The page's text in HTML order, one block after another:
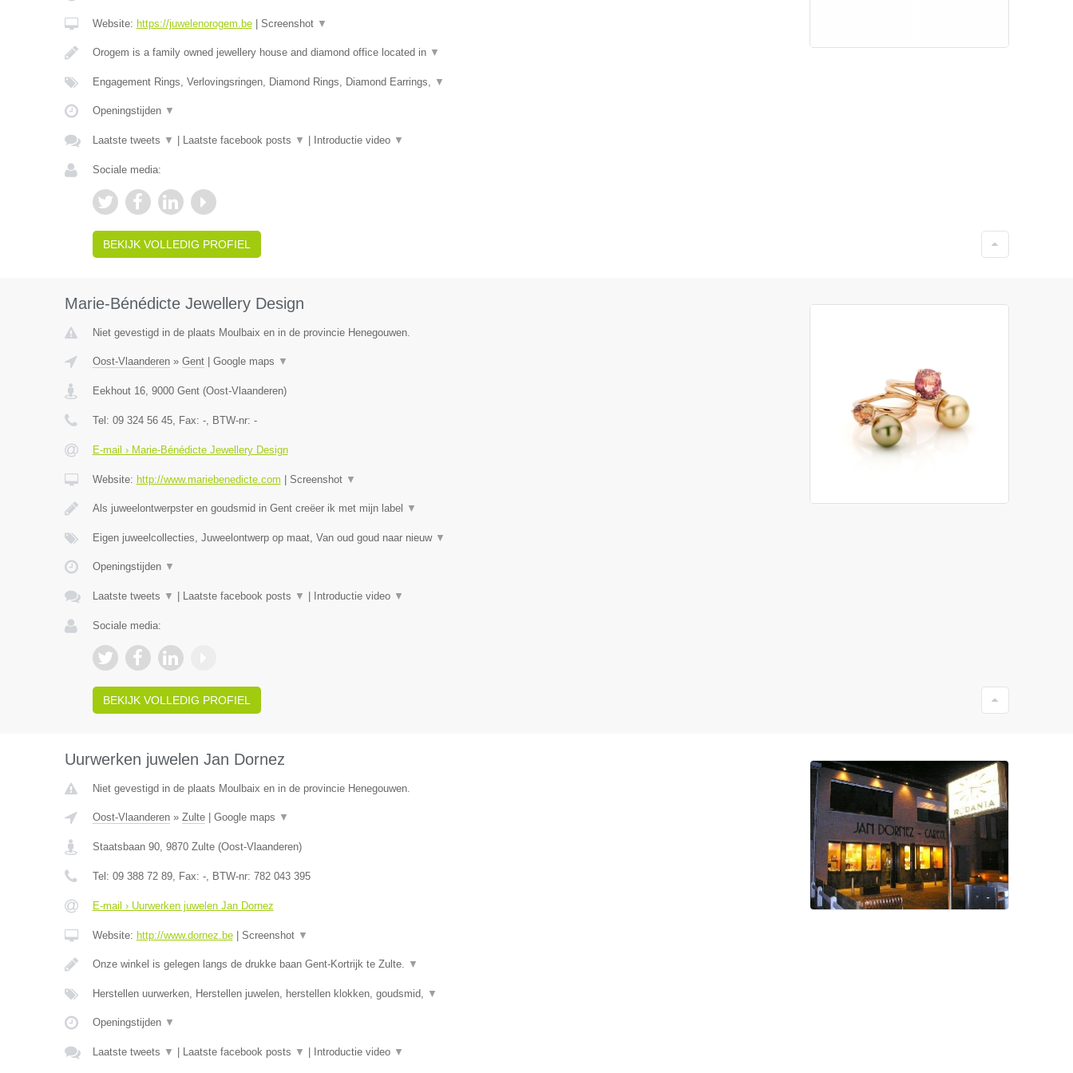
Website: https://juwelenorogem.be| Screenshot ▼
Orogem is a family owned jewellery house and diamond office located in ▼
Engagement Rings, Verlovingsringen, Diamond Rings, Diamond Earrings, ▼
Openingstijden ▼
Laatste tweets ▼ Laatste facebook posts ▼ Introductie video ▼
Sociale media:
BEKIJK VOLLEDIG PROFIEL
Marie-Bénédicte Jewellery Design
Niet gevestigd in de plaats Moulbaix en in de provincie Henegouwen.
Oost-Vlaanderen» Gent| Google maps ▼
Eekhout 16, 9000 Gent(Oost-Vlaanderen)
Tel: 09 324 56 45, Fax: -, BTW-nr: -
E-mail › Marie-Bénédicte Jewellery Design
Website: http://www.mariebenedicte.com Screenshot ▼
Als juweelontwerpster en goudsmid in Gent creëer ik met mijn label ▼
Eigen juweelcollecties, Juweelontwerp op maat, Van oud goud naar nieuw ▼
Openingstijden ▼
Laatste tweets ▼ Laatste facebook posts ▼ Introductie video ▼
Sociale media:
BEKIJK VOLLEDIG PROFIEL
Uurwerken juwelen Jan Dornez
Niet gevestigd in de plaats Moulbaix en in de provincie Henegouwen.
Oost-Vlaanderen» Zulte| Google maps ▼
Staatsbaan 90, 9870 Zulte(Oost-Vlaanderen)
Tel: 09 388 72 89, Fax: -, BTW-nr: 782 043 395
E-mail › Uurwerken juwelen Jan Dornez
Website: http://www.dornez.be| Screenshot ▼
Onze winkel is gelegen langs de drukke baan Gent-Kortrijk te Zulte. ▼
Herstellen uurwerken, Herstellen juwelen, herstellen klokken, goudsmid, ▼
Openingstijden ▼
Laatste tweets ▼ Laatste facebook posts ▼ Introductie video ▼